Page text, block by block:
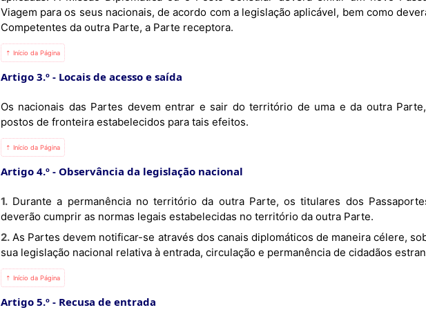
Viagem para os seus nacionais, de acordo com a legislação aplicável, bem como
Competentes da outra Parte, a Parte receptora.
⇡ Início da Página
Artigo 3.º Locais de acesso e saída
Os nacionais das Partes devem entrar e sair do território de uma e da outra
postos de fronteira estabelecidos para tais efeitos.
⇡ Início da Página
Artigo 4.º Observância da legislação nacional
1. Durante a permanência no território da outra Parte, os titulares dos Passaportes referidos no artigo 1.º,
deverão cumprir as normas legais estabelecidas no território da outra Parte.
2. As Partes devem notificar-se através dos canais diplomáticos de maneira célere, sobre todas as alterações da
sua legislação nacional relativa à entrada, circulação e permanência de cidadãos
⇡ Início da Página
Artigo 5.º Recusa de entrada